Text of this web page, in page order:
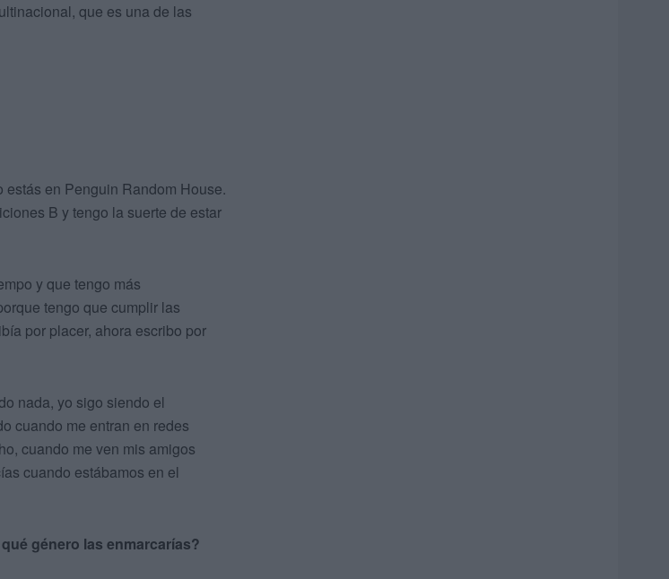
que es una de las
en Penguin Random House.
B y tengo la suerte de estar
y que tengo más
tengo que cumplir las
por placer, ahora escribo por
nada, yo sigo siendo el
cuando me entran en redes
cuando me ven mis amigos
cuando estábamos en el
género las enmarcarías?